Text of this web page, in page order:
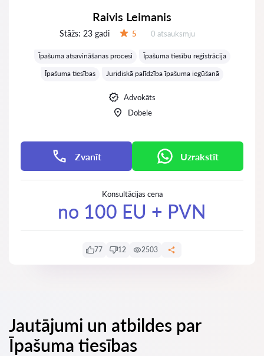
Raivis Leimanis
Stāžs: 23 gadi 5 Atsauksmes:
0 atsauksmju
Īpašuma atsavināšanas procesi
Īpašuma tiesību reģistrācija
Īpašuma tiesības
Juridiskā palīdzība īpašuma iegūšanā
Advokāts
Dobele
Zvanīt Uzrakstīt
Konsultācijas cena
no 100 EU + PVN
77 12 2503
Jautājumi un atbildes par
Īpašuma tiesības